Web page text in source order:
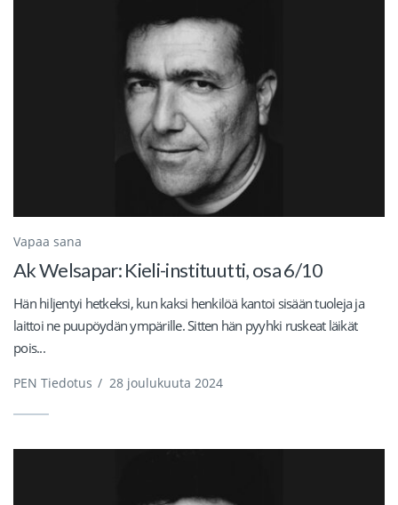
Vapaa sana
Ak Welsapar: Kieli-instituutti, osa 6/10
Hän hiljentyi hetkeksi, kun kaksi henkilöä kantoi sisään tuoleja ja
laittoi ne puupöydän ympärille. Sitten hän pyyhki ruskeat läikät
pois...
PEN Tiedotus / 28 joulukuuta 2024